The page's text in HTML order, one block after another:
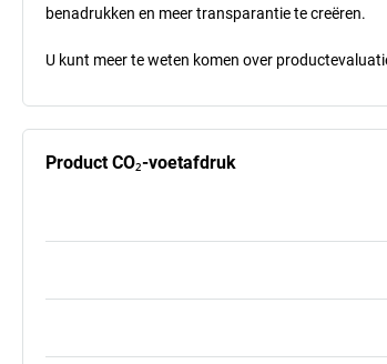
benadrukken en meer transparantie te creëren.
U kunt meer te weten komen over
Product CO₂-voetafdruk